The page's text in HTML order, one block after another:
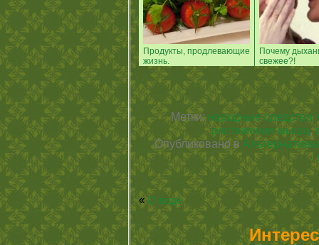
Продукты, продлевающие
жизнь.
Почему
свежее?!
Метки: народные
растяжения мышц,
Опубликовано в
«О воде